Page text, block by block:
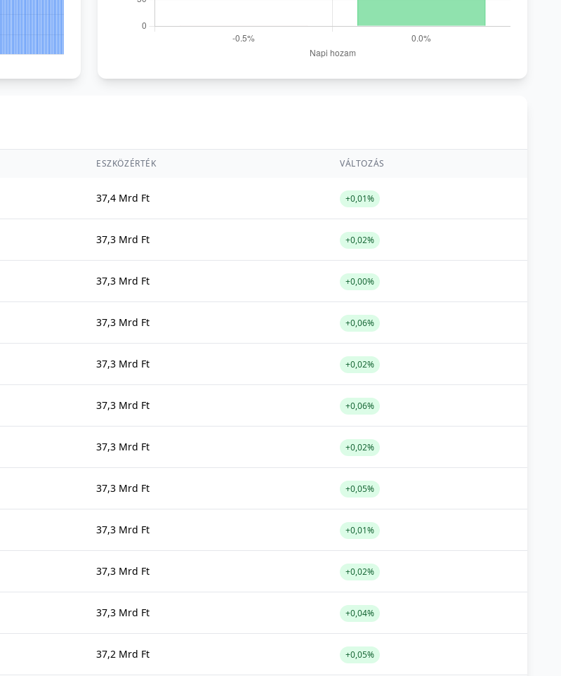
ESZKÖZÉRTÉK VÁLTOZÁS
37,4 Mrd Ft +0,01%
37,3 Mrd Ft +0,02%
37,3 Mrd Ft +0,00%
37,3 Mrd Ft +0,06%
37,3 Mrd Ft +0,02%
37,3 Mrd Ft +0,06%
37,3 Mrd Ft +0,02%
37,3 Mrd Ft +0,05%
37,3 Mrd Ft +0,01%
37,3 Mrd Ft +0,02%
37,3 Mrd Ft +0,04%
37,2 Mrd Ft +0,05%